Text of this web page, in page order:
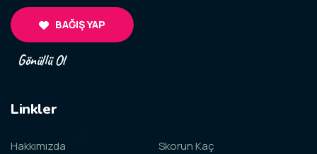
BAĞIŞ YAP
Gönüllü Ol
Linkler
Hakkımızda
Skorun Kaç